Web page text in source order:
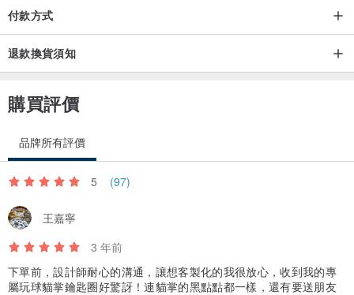
付款方式
退款換貨須知
購買評價
品牌所有評價
5 (97)
王嘉寧
3 年前
下單前，設計師耐心的溝通，讓想客製化的我很放心，收到我的專
屬玩球貓掌鑰匙圈好驚訝！連貓掌的黑點點都一樣，還有要送朋友